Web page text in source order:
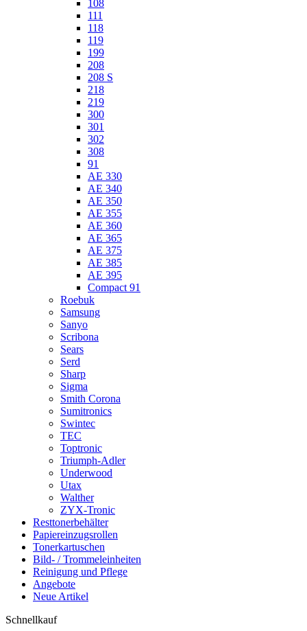
108
111
118
119
199
208
208 S
218
219
300
301
302
308
91
AE 330
AE 340
AE 350
AE 355
AE 360
AE 365
AE 375
AE 385
AE 395
Compact 91
Roebuk
Samsung
Sanyo
Scribona
Sears
Serd
Sharp
Sigma
Smith Corona
Sumitronics
Swintec
TEC
Toptronic
Triumph-Adler
Underwood
Utax
Walther
ZYX-Tronic
Resttonerbehälter
Papiereinzugsrollen
Tonerkartuschen
Bild- / Trommeleinheiten
Reinigung und Pflege
Angebote
Neue Artikel
Schnellkauf